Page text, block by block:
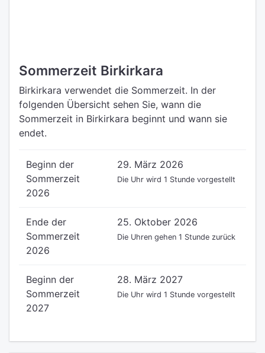
Sommerzeit Birkirkara
Birkirkara verwendet die Sommerzeit. In der
folgenden Übersicht sehen Sie, wann die
Sommerzeit in Birkirkara beginnt und wann sie
endet.
Beginn der
Sommerzeit
2026
29. März 2026
Die Uhr wird 1 Stunde vorgestellt
Ende der
Sommerzeit
2026
25. Oktober 2026
Die Uhren gehen 1 Stunde zurück
Beginn der
Sommerzeit
2027
28. März 2027
Die Uhr wird 1 Stunde vorgestellt